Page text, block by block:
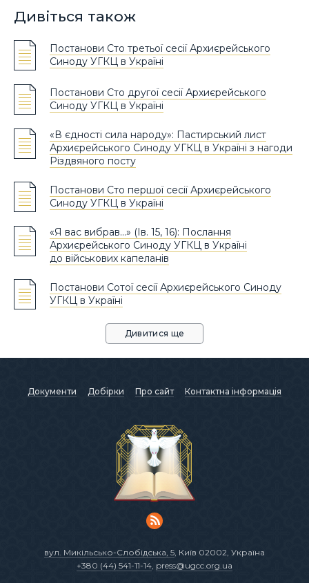
Дивіться також
Постанови Сто третьої сесії Архиєрейського
Синоду УГКЦ в Україні
Постанови Сто другої сесії Архиєрейського
Синоду УГКЦ в Україні
«В єдності сила народу»: Пастирський лист
Архиєрейського Синоду УГКЦ в Україні з нагоди
Різдвяного посту
Постанови Сто першої сесії Архиєрейського
Синоду УГКЦ в Україні
«Я вас вибрав…» (Ів. 15, 16): Послання
Архиєрейського Синоду УГКЦ в Україні
до військових капеланів
Постанови Сотої сесії Архиєрейського Синоду
УГКЦ в Україні
Дивитися ще
Документи Добірки Про сайт Контактна інформація
вул. Микільсько-Слобідська, 5 , Київ 02002, Україна
+380 (44) 541-11-14 press@ugcc.org.ua